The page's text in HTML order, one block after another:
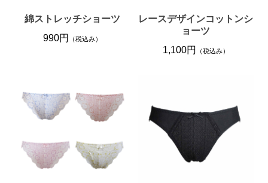
綿ストレッチショーツ
990円
（税込み）
レースデザインコットンシ
ョーツ
1,100円
（税込み）